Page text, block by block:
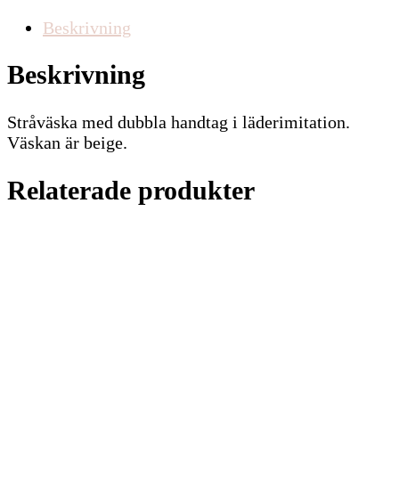
Beskrivning
Beskrivning
Stråväska med dubbla handtag i läderimitation.
Väskan är beige.
Relaterade produkter